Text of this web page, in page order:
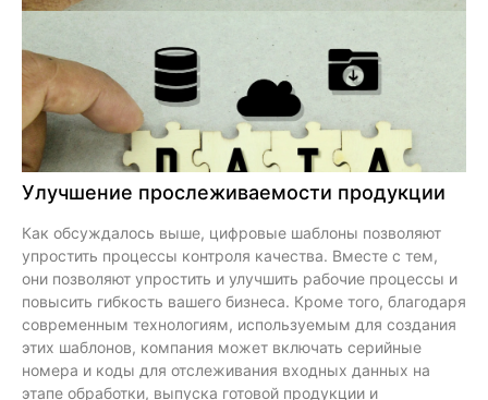
Улучшение прослеживаемости продукции
Как обсуждалось выше, цифровые шаблоны позволяют
упростить процессы контроля качества. Вместе с тем,
они позволяют упростить и улучшить рабочие процессы и
повысить гибкость вашего бизнеса. Кроме того, благодаря
современным технологиям, используемым для создания
этих шаблонов, компания может включать серийные
номера и коды для отслеживания входных данных на
этапе обработки, выпуска готовой продукции и